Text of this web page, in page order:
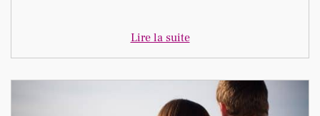
Lire la suite